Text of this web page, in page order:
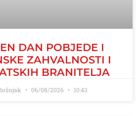
DAN POBJEDE I
ZAHVALNOSTI I
BRANITELJA
06/08/2026 10:43